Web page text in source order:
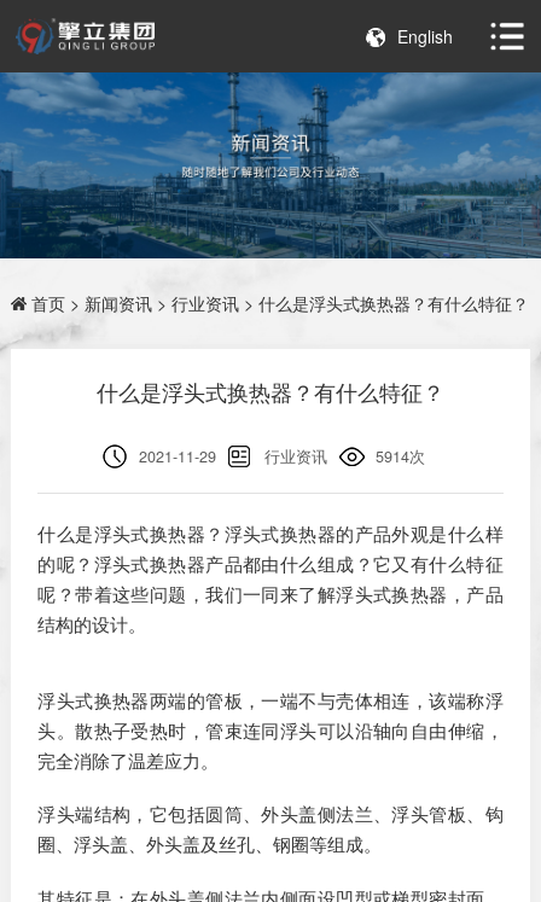
English
首页> 新闻资讯> 行业资讯> 什么是浮头式换热器？有什么特征？
什么是浮头式换热器？有什么特征？
2021-11-29 行业资讯 5914次
什么是浮头式换热器？浮头式换热器的产品外观是什么样
的呢？浮头式换热器产品都由什么组成？它又有什么特征
呢？带着这些问题，我们一同来了解浮头式换热器，产品
结构的设计。
浮头式换热器两端的管板，一端不与壳体相连，该端称浮
头。散热子受热时，管束连同浮头可以沿轴向自由伸缩，
完全消除了温差应力。
浮头端结构，它包括圆筒、外头盖侧法兰、浮头管板、钩
圈、浮头盖、外头盖及丝孔、钢圈等组成。